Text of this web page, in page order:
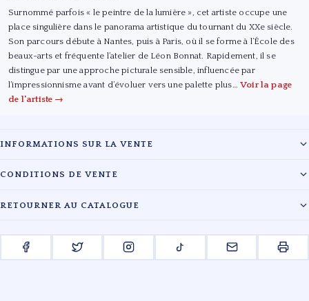
Surnommé parfois « le peintre de la lumière », cet artiste occupe une
place singulière dans le panorama artistique du tournant du XXe siècle.
Son parcours débute à Nantes, puis à Paris, où il se forme à l’École des
beaux-arts et fréquente l’atelier de Léon Bonnat. Rapidement, il se
distingue par une approche picturale sensible, influencée par
l’impressionnisme avant d’évoluer vers une palette plus… Voir la page
de l'artiste →
INFORMATIONS SUR LA VENTE
CONDITIONS DE VENTE
Pour toute information complémentaire, veuillez contacter le cabinet.
RETOURNER AU CATALOGUE